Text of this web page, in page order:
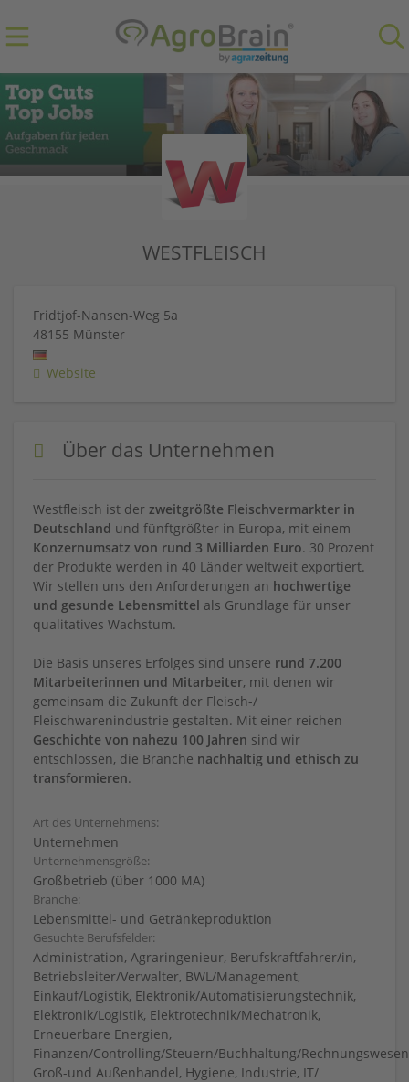
WESTFLEISCH
Fridtjof-Nansen-Weg 5a
48155 Münster
Website
Über das Unternehmen
Westfleisch ist der zweitgrößte Fleischvermarkter in
Deutschland und fünftgrößter in Europa, mit einem
Konzernumsatz von rund 3 Milliarden Euro. 30 Prozent
der Produkte werden in 40 Länder weltweit exportiert.
Wir stellen uns den Anforderungen an hochwertige
und gesunde Lebensmittel als Grundlage für unser
qualitatives Wachstum.
Die Basis unseres Erfolges sind unsere rund 7.200
Mitarbeiterinnen und Mitarbeiter, mit denen wir
gemeinsam die Zukunft der Fleisch-/
Fleischwarenindustrie gestalten. Mit einer reichen
Geschichte von nahezu 100 Jahren sind wir
entschlossen, die Branche nachhaltig und ethisch zu
transformieren.
Art des Unternehmens:
Unternehmen
Unternehmensgröße:
Großbetrieb (über 1000 MA)
Branche:
Lebensmittel- und Getränkeproduktion
Gesuchte Berufsfelder:
Administration, Agraringenieur, Berufskraftfahrer/in,
Betriebsleiter/Verwalter, BWL/Management,
Einkauf/Logistik, Elektronik/Automatisierungstechnik,
Elektronik/Logistik, Elektrotechnik/Mechatronik,
Erneuerbare Energien,
Finanzen/Controlling/Steuern/Buchhaltung/
Groß-und Außenhandel, Hygiene, Industrie, IT/